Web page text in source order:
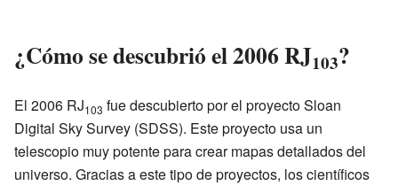
¿Cómo se descubrió el 2006 RJ103?
El 2006 RJ103 fue descubierto por el proyecto Sloan
Digital Sky Survey (SDSS). Este proyecto usa un
telescopio muy potente para crear mapas detallados del
universo. Gracias a este tipo de proyectos, los científicos